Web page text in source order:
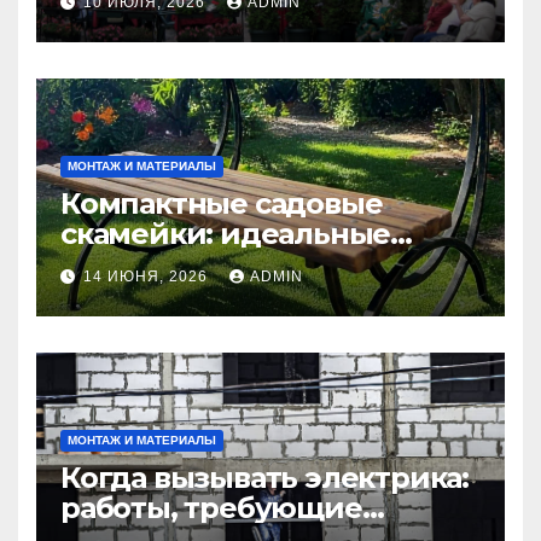
МОНТАЖ И МАТЕРИАЛЫ
Компактные садовые
скамейки: идеальные
решения Madmetal.ru для
маленьких участков
14 ИЮНЯ, 2026 ADMIN
МОНТАЖ И МАТЕРИАЛЫ
Когда вызывать электрика:
работы, требующие